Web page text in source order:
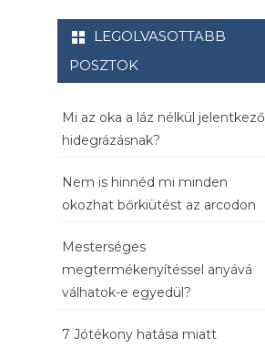
LEGOLVASOTTABB
POSZTOK
Mi az oka a láz nélkül jelentkező
hidegrázásnak?
Nem is hinnéd mi minden
okozhat bőrkiütést az arcodon
Mesterséges
megtermékenyítéssel anyává
válhatok-e egyedül?
7 Jótékony hatása miatt